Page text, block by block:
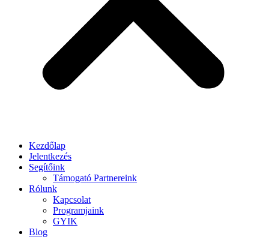
Kezdőlap
Jelentkezés
Segítőink
Támogató Partnereink
Rólunk
Kapcsolat
Programjaink
GYIK
Blog